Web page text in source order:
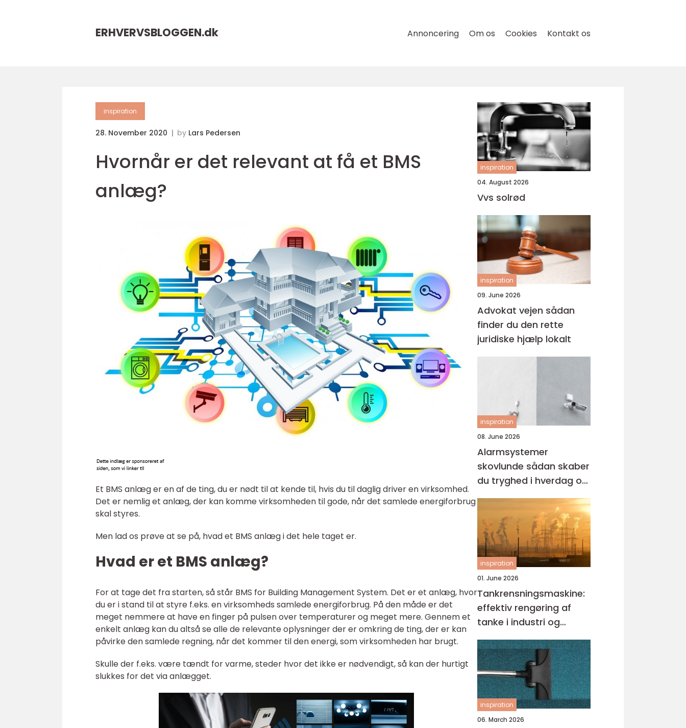
ERHVERVSBLOGGEN.dk Annoncering Om os Cookies Kontakt os
inspiration
28. November 2020 by Lars Pedersen
Hvornår er det relevant at få et BMS
anlæg?
Et BMS anlæg er en af de ting, du er nødt til at kende til, hvis du til daglig driver en virksomhed.
Det er nemlig et anlæg, der kan komme virksomheden til gode, når det samlede energiforbrug
skal styres.
Men lad os prøve at se på, hvad et BMS anlæg i det hele taget er.
Hvad er et BMS anlæg?
For at tage det fra starten, så står BMS for Building Management System. Det er et anlæg, hvor
du er i stand til at styre f.eks. en virksomheds samlede energiforbrug. På den måde er det
meget nemmere at have en finger på pulsen over temperaturer og meget mere. Gennem et
enkelt anlæg kan du altså se alle de relevante oplysninger der er omkring de ting, der er kan
påvirke den samlede regning, når det kommer til den energi, som virksomheden har brugt.
Skulle der f.eks. være tændt for varme, steder hvor det ikke er nødvendigt, så kan der hurtigt
slukkes for det via anlægget.
inspiration
04. August 2026
Vvs solrød
inspiration
09. June 2026
Advokat vejen sådan
finder du den rette
juridiske hjælp lokalt
inspiration
08. June 2026
Alarmsystemer
skovlunde sådan skaber
du tryghed i hverdag og
erhverv
inspiration
01. June 2026
Tankrensningsmaskine:
effektiv rengøring af
tanke i industri og
fødevareproduktion
inspiration
06. March 2026